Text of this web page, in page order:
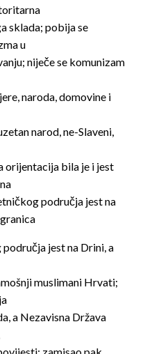
sklada; pobija se
u
niječe se komunizam
naroda, domovine i
narod, ne-Slaveni,
orijentacija bila je i jest
područja jest na
jest na Drini, a
muslimani Hrvati;
a Nezavisna Država